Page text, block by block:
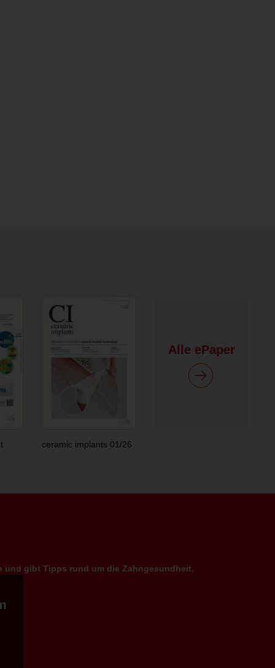
ceramic implants 01/26
Alle ePaper
und gibt Tipps rund um die Zahngesundheit.